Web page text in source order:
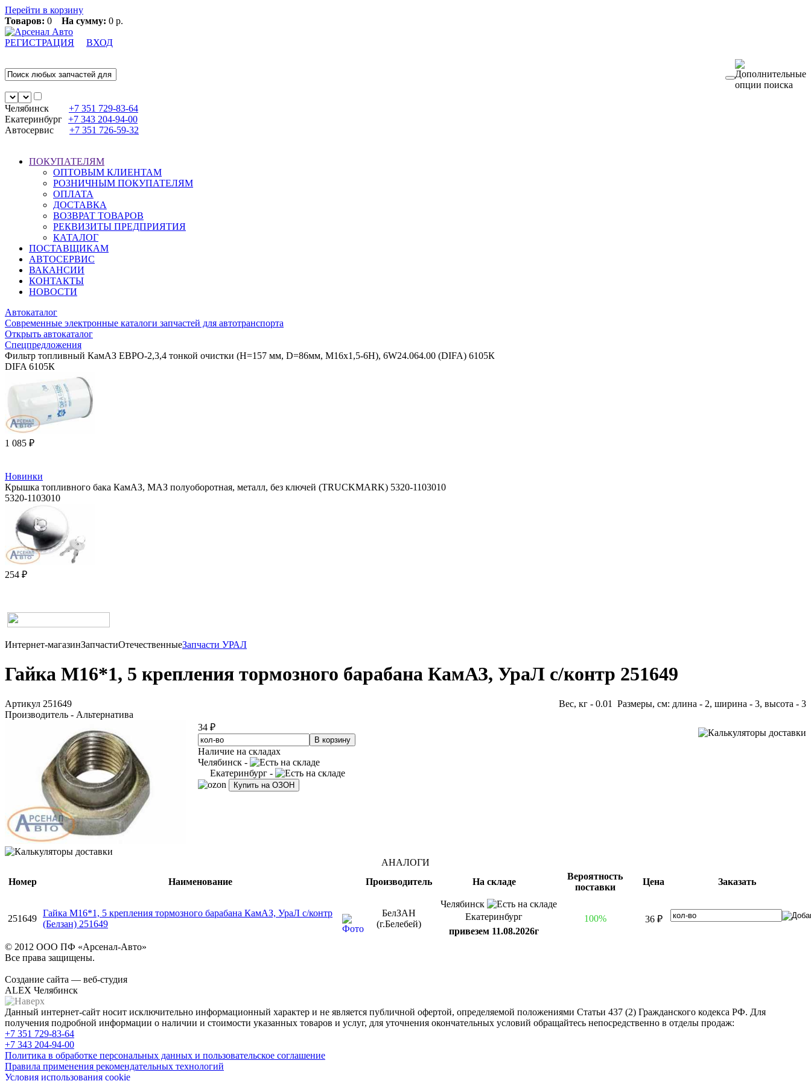
Перейти в корзину
Товаров: 0 На сумму: 0 р.
РЕГИСТРАЦИЯ ВХОД
Челябинск +7 351 729-83-64
Екатеринбург +7 343 204-94-00
Автосервис
+7 351 726-59-32
ПОКУПАТЕЛЯМ
ОПТОВЫМ КЛИЕНТАМ
РОЗНИЧНЫМ ПОКУПАТЕЛЯМ
ОПЛАТА
ДОСТАВКА
ВОЗВРАТ ТОВАРОВ
РЕКВИЗИТЫ ПРЕДПРИЯТИЯ
КАТАЛОГ
ПОСТАВЩИКАМ
АВТОСЕРВИС
ВАКАНСИИ
КОНТАКТЫ
НОВОСТИ
Автокаталог
Современные электронные каталоги запчастей для автотранспорта
Открыть автокаталог
Спецпредложения
Фильтр топливный КамАЗ ЕВРО-2,3,4 тонкой очистки (H=157 мм, D=86мм, M16x1,5-6H), 6W24.064.00 (DIFA) 6105К
DIFA 6105К
1 085 ₽
Новинки
Крышка топливного бака КамАЗ, МАЗ полуоборотная, металл, без ключей (TRUCKMARK) 5320-1103010
5320-1103010
254 ₽
Интернет-магазинЗапчастиОтечественныеЗапчасти УРАЛ
Гайка М16*1, 5 крепления тормозного барабана КамАЗ, УраЛ с/контр 251649
Артикул 251649
Производитель - Альтернатива
Вес, кг - 0.01 Размеры, см: длина - 2, ширина - 3, высота - 3
34 ₽
Наличие на складах
Челябинск -
Екатеринбург -
Купить на ОЗОН
АНАЛОГИ
Номер
Наименование Производитель На складе
Вероятность
поставки
Цена Заказать
251649
Гайка М16*1, 5 крепления тормозного барабана КамАЗ, УраЛ с/контр
(Белзан) 251649
БелЗАН
(г.Белебей)
Челябинск
Екатеринбург
привезем 11.08.2026г
100% 36 ₽
© 2012 ООО ПФ «Арсенал-Авто»
Все права защищены.
Создание сайта — веб-студия
ALEX Челябинск
Данный интернет-сайт носит исключительно информационный характер и не является публичной офертой, определяемой положениями Статьи 437 (2) Гражданского кодекса РФ. Для
получения подробной информации о наличии и стоимости указанных товаров и услуг, для уточнения окончательных условий обращайтесь непосредственно в отделы продаж:
+7 351 729-83-64
+7 343 204-94-00
Политика в обработке персональных данных и пользовательское соглашение
Правила применения рекомендательных технологий
Условия использования cookie